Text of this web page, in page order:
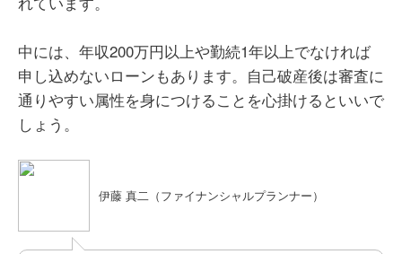
中には、年収200万円以上や勤続1年以上でなければ
申し込めないローンもあります。自己破産後は審査に
通りやすい属性を身につけることを心掛けるといいで
しょう。
伊藤 真二（ファイナンシャルプランナー）